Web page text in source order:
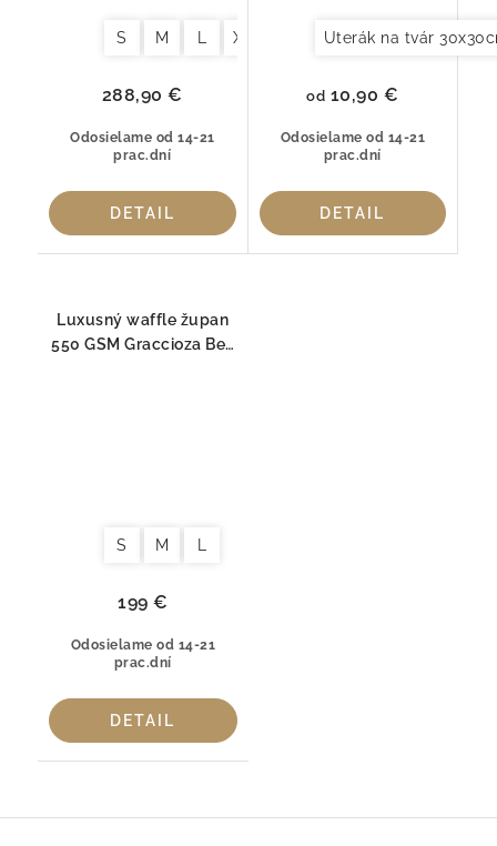
S M XL
Odosielame od 14-21
prac.dní
288,90 €
DETAIL
Uterák na tvár
Odosielame od 14-21
prac.dní
od 10,90 €
DETAIL
Luxusný waffle župan
550 GSM Graccioza Bee
S M L
Odosielame od 14-21
prac.dní
199 €
DETAIL